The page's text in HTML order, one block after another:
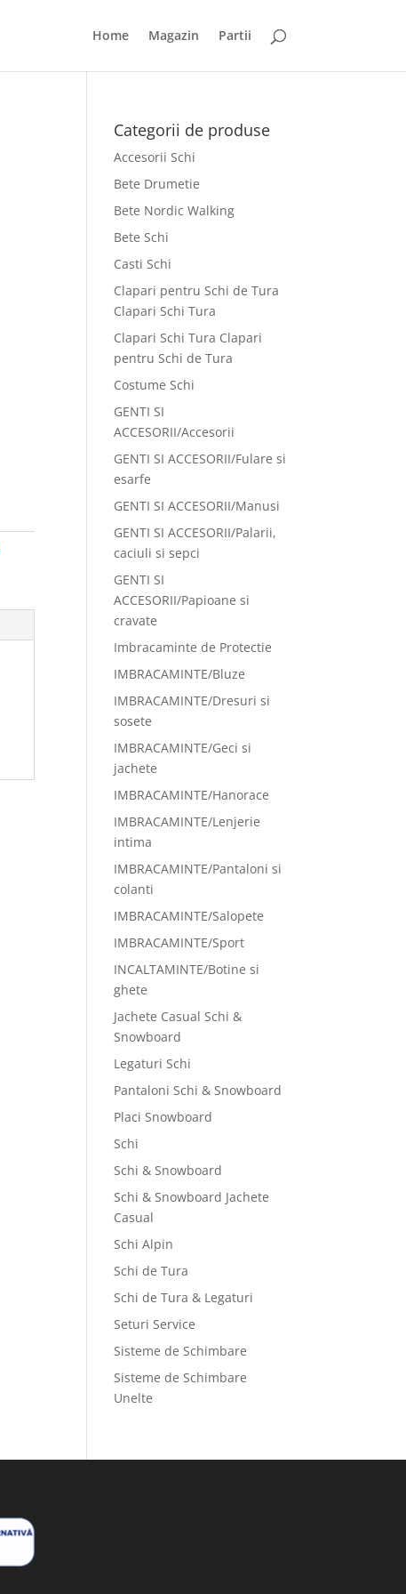
Home Magazin Partii
Categorii de produse
Accesorii Schi
Bete Drumetie
Bete Nordic Walking
Bete Schi
Casti Schi
Clapari pentru Schi de Tura
Clapari Schi Tura
Clapari Schi Tura Clapari
pentru Schi de Tura
Costume Schi
GENTI SI
ACCESORII/Accesorii
GENTI SI ACCESORII/Fulare si
esarfe
GENTI SI ACCESORII/Manusi
GENTI SI ACCESORII/Palarii,
caciuli si sepci
GENTI SI
ACCESORII/Papioane si
cravate
Imbracaminte de Protectie
IMBRACAMINTE/Bluze
IMBRACAMINTE/Dresuri si
sosete
IMBRACAMINTE/Geci si
jachete
IMBRACAMINTE/Hanorace
IMBRACAMINTE/Lenjerie
intima
IMBRACAMINTE/Pantaloni si
colanti
IMBRACAMINTE/Salopete
IMBRACAMINTE/Sport
INCALTAMINTE/Botine si
ghete
Jachete Casual Schi &
Snowboard
Legaturi Schi
Pantaloni Schi & Snowboard
Placi Snowboard
Schi
Schi & Snowboard
Schi & Snowboard Jachete
Casual
Schi Alpin
Schi de Tura
Schi de Tura & Legaturi
Seturi Service
Sisteme de Schimbare
Sisteme de Schimbare
Unelte